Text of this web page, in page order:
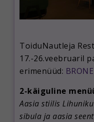
ToiduNautleja
17.-26.veebruaril
erimenüüd:
2-käiguline
Aasia stiilis
sibula ja aasia